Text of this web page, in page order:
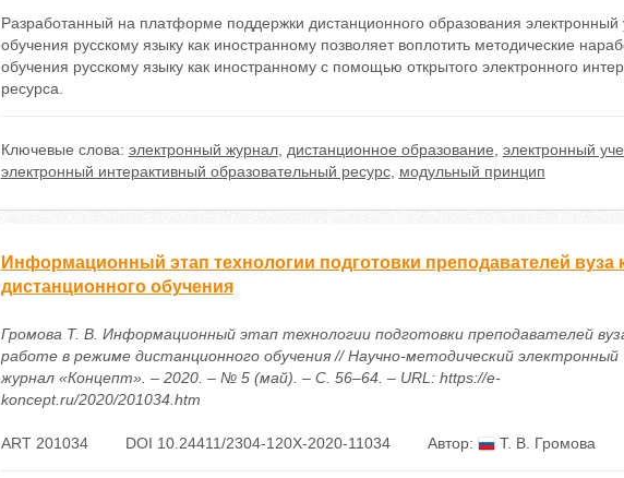
Разработанный на платформе поддержки дистанционного образования электронный
обучения русскому языку как иностранному позволяет воплотить методические
обучения русскому языку как иностранному с помощью открытого электронного
ресурса.
Ключевые слова: электронный журнал, дистанционное образование электронный
электронный интерактивный образовательный ресурс, модульный принцип
Информационный этап технологии подготовки преподавателей вуза
дистанционного обучения
Громова Т. В. Информационный этап технологии подготовки преподавателей
работе в режиме дистанционного обучения // Научно-методический электронный
журнал «Концепт». – 2020. – № 5 (май). – С. 56–64. – URL: https://e-
koncept.ru/2020/201034.htm
ART 201034 DOI 10.24411/2304-120X-2020-11034 Автор: Т. В. Громова